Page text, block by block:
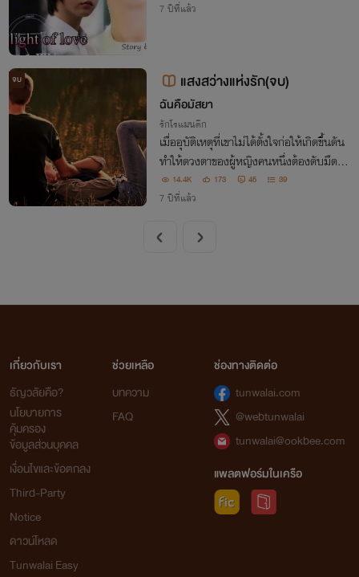
7 ปีที่แล้ว
จบ แสงสว่างแห่งรัก(จบ)
ฉันคือมัสยา
รักโรแมนติก
เมื่ออุบัติเหตุที่เขาไม่ได้ตั้งใจก่อให้เกิดขึ้นดัน
ทำให้ดวงตาของผู้หญิงคนหนึ่งต้องดับมืดลง
เพราะเขา โลกทั้งใบของเธอต้องดับลง เขาเล
ยอยากเป็นแสงสว่างให้กับเธอ ดวงตาที่ดับมื
14.4K 173 45 39
7 ปีที่แล้ว
เกี่ยวกับเรา
ธัญวลัยคือ?
นโยบายการ
คุ้มครอง
ข้อมูลส่วนบุคคล
เงื่อนไขและข้อตกลง
Third-Party
Notice
ดาวน์โหลด
Tunwalai Easy
ช่วยเหลือ
บทความ
FAQ
ช่องทางติดต่อ
tunwalai.com
@webtunwalai
tunwalai@ookbee.com
แพลตฟอร์มในเครือ